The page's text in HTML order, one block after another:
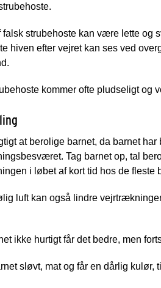
falsk strubehoste kan være lette
hiven efter vejret kan ses ved
kommer ofte pludseligt og
at berolige barnet, da barnet
Tag barnet op, tal
i løbet af kort tid hos de fleste
luft kan også lindre
ikke hurtigt får det bedre, men
sløvt, mat og får en dårlig kulør,